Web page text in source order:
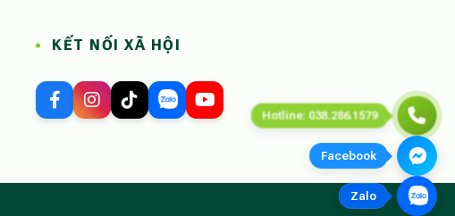
KẾT NỐI XÃ HỘI
Hotline: 038.286.1579
Facebook
Zalo